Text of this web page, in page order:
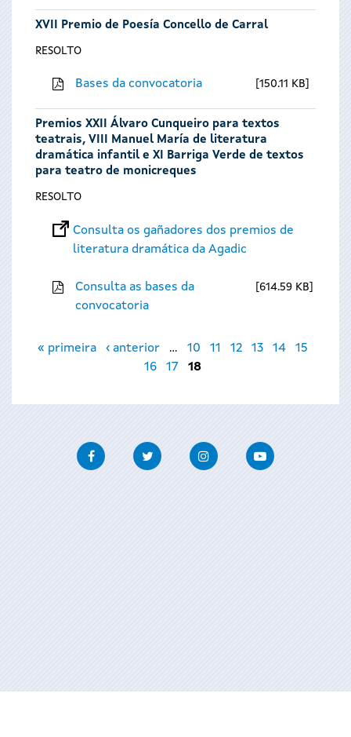
XVII Premio de Poesía Concello de Carral
RESOLTO
Bases da convocatoria 150.11 KB
Premios XXII Álvaro Cunqueiro para textos
teatrais, VIII Manuel María de literatura
dramática infantil e XI Barriga Verde de textos
para teatro de monicreques
RESOLTO
Consulta os gañadores dos premios de
literatura dramática da Agadic
Consulta as bases da
convocatoria
614.59 KB
Páxinas
« primeira ‹ anterior … 10 11 12 13 14
15
16
17 18
FacebookTwitter InstagramYoutube